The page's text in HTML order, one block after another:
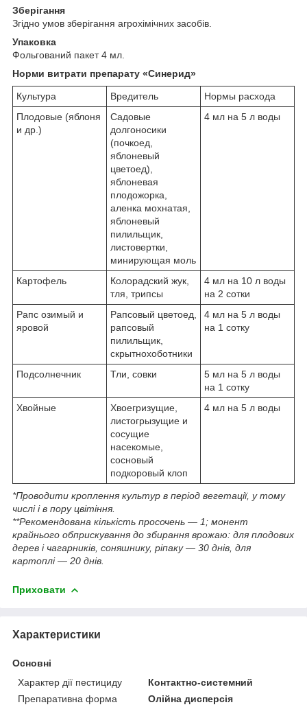
Зберігання
Згідно умов зберігання агрохімічних засобів.
Упаковка
Фольгований пакет 4 мл.
Норми витрати препарату «Синерид»
Культура Вредитель
Нормы расхода
Плодовые (яблоня
и др.)
Садовые
долгоносики
(почкоед,
яблоневый
цветоед),
яблоневая
плодожорка,
аленка мохнатая,
яблоневый
пилильщик,
листовертки,
минирующая моль
4 мл на 5 л воды
Картофель
Колорадский жук,
тля, трипсы
4 мл на 10 л воды
на 2 сотки
Рапс озимый и
яровой
Рапсовый цветоед,
рапсовый
пилильщик,
скрытнохоботники
4 мл на 5 л воды
на 1 сотку
Подсолнечник Тли, совки
5 мл на 5 л воды
на 1 сотку
Хвойные
Хвоегризущие,
листогрызущие и
сосущие
насекомые,
сосновый
подкоровый клоп
4 мл на 5 л воды
*Проводити кроплення культур в період вегетації, у тому
числі і в пору цвітіння.
**Рекомендована кількість просочень — 1; монент
крайнього обприскування до збирання врожаю: для плодових
дерев і чагарників, соняшнику, ріпаку — 30 днів, для
картоплі — 20 днів.
Приховати
Характеристики
Основні
Характер дії пестициду
Контактно-системний
Препаративна форма
Олійна дисперсія